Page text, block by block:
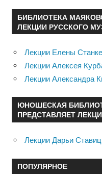
БИБЛИОТЕКА
ЛЕКЦИИ РУССКОГО
Лекции Елены
Лекции Алексея
Лекции Александра
ЮНОШЕСКАЯ
ПРЕДСТАВЛЯЕТ
Лекции Дарьи
ПОПУЛЯРНОЕ